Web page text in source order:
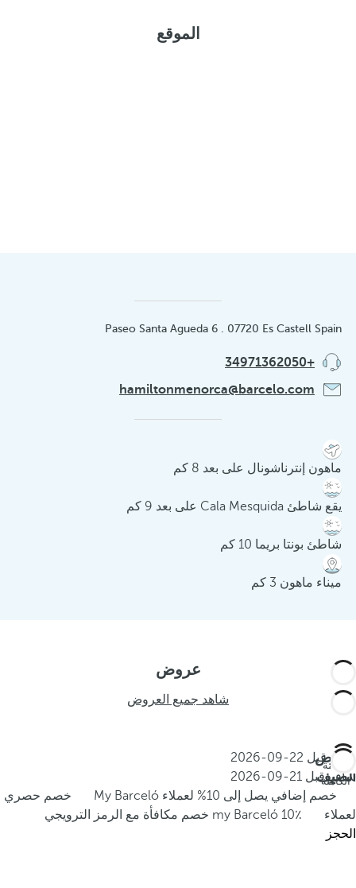
الموقع
Paseo Santa Agueda 6 . 07720 Es Castell Spain
+34971362050
hamiltonmenorca@barcelo.com
ماهون إنترناشونال على بعد 8 كم
يقع شاطئ Cala Mesquida على بعد 9 كم
شاطئ بونتا بريما 10 كم
ميناء ماهون 3 كم
عروض
شاهد جميع العروض
عروض
الصيف
الإقامة
الكاملة
احجز قبل 22-09-2026
سافر قبل 21-09-2026
خصم إضافي يصل إلى 10% لعملاء My Barceló
خصم حصري
لعملاء my Barceló
10٪ خصم مكافأة مع الرمز الترويجي
الحجز